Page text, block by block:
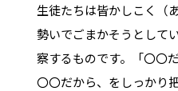
生徒たちは皆かしこく（
勢いでごまかそうとして
察するものです。「〇〇
〇〇だから、をしっかり